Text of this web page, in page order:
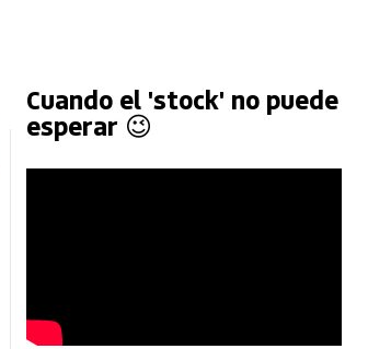
Cuando el 'stock' no puede
esperar 😉